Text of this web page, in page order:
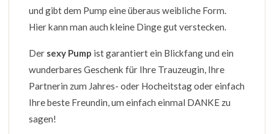
und gibt dem Pump eine überaus weibliche Form.
Hier kann man auch kleine Dinge gut verstecken.
Der sexy Pump ist garantiert ein Blickfang und ein
wunderbares Geschenk für Ihre Trauzeugin, Ihre
Partnerin zum Jahres- oder Hocheitstag oder einfach
Ihre beste Freundin, um einfach einmal DANKE zu
sagen!